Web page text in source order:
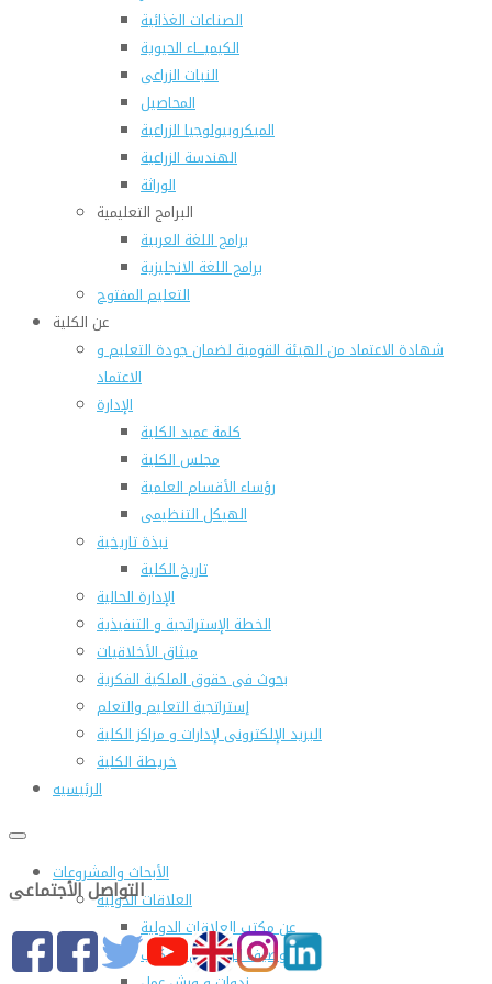
الصناعات الغذائية
الكيميـــاء الحيوية
النبات الزراعى
المحاصيل
الميكروبيولوجيا الزراعية
الهندسة الزراعية
الوراثة
البرامج التعليمية
برامج اللغة العربية
برامج اللغة الانجليزية
التعليم المفتوح
عن الكلية
شهادة الاعتماد من الهيئة القومية لضمان جودة التعليم و
الاعتماد
الإدارة
كلمة عميد الكلية
مجلس الكلية
رؤساء الأقسام العلمية
الهيكل التنظيمى
نبذة تاريخية
تاريخ الكلية
الإدارة الحالية
الخطة الإستراتجية و التنفيذية
ميثاق الأخلاقيات
بحوث فى حقوق الملكية الفكرية
إستراتجية التعليم والتعلم
البريد الإلكترونى لإدارات و مراكز الكلية
خريطة الكلية
الرئيسيه
الأبحاث والمشروعات
العلاقات الدولية
عن مكتب العلاقات الدولية
التوصيف الوظيفى للمكتب
التواصل الأجتماعى